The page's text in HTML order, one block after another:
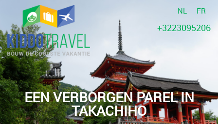
NL FR
+3223095206
EEN VERBORGEN PAREL IN
TAKACHIHO